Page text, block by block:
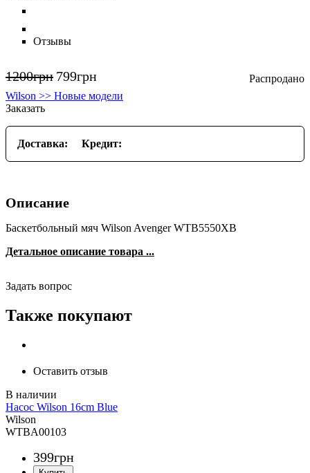
Отзывы
1200грн 799грн
Wilson >> Новые модели
Заказать
Доставка: Кредит:
Описание
Баскетбольный мяч Wilson Avenger WTB5550XB
Детальное описание товара ...
Задать вопрос
Также покупают
Оставить отзыв
Насос Wilson 16cm Blue
Wilson
WTBA00103
399грн